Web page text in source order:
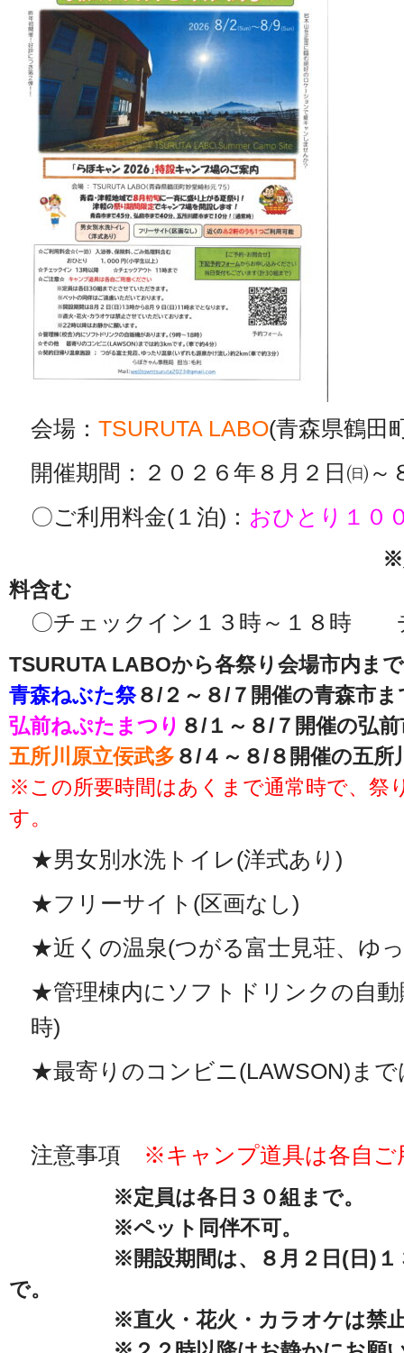
会場： TSURUTA LABO(青森県鶴田
開催期間：２０２６年８月２日㈰～
〇ご利用料金(１泊)： おひとり１０
※入浴券、保険
料含む
〇チェックイン１３時～１８時
TSURUTA LABOから各祭り会場市内ま
青森ねぶた祭８/２～８/７開催の青森市ま
弘前ねぷたまつり ８/１～８/７開催の弘
五所川原立佞武多 ８/４～８/８開催の五所
※この所要時間はあくまで通常時で、祭
す。
★男女別水洗トイレ(洋式あり)
★フリーサイト(区画なし)
★近くの温泉(つがる富士見荘、ゆ
★管理棟内にソフトドリンクの自
時)
★最寄りのコンビニ(LAWSON)まで
注意事項 ※キャンプ道具は各自ご
※定員は各日３０組まで。
※ペット同伴不可。
※開設期間は、８月２日(日)１３
で。
※直火・花火・カラオケは禁